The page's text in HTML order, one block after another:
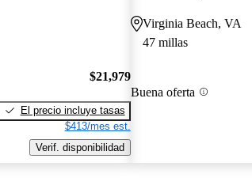
$21,979
El precio incluye tasas
$413/mes est.
Verif. disponibilidad
Virginia Beach, VA
47 millas
Buena oferta